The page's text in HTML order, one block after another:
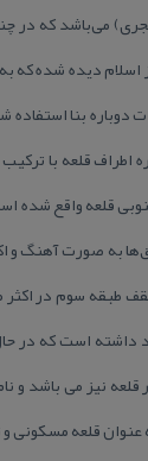
می‌باشد كه در
دیده شده كه
قلعه واقع شده
به صورت آهنگ و
طبقه سوم در اكثر
به عرض ۱۰ متر وجود
قلعه مسكونی و